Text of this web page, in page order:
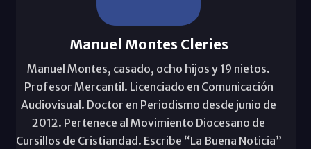
Manuel Montes Cleries
Manuel Montes, casado, ocho hijos y 19 nietos.
Profesor Mercantil. Licenciado en Comunicación
Audiovisual. Doctor en Periodismo desde junio de
2012. Pertenece al Movimiento Diocesano de
Cursillos de Cristiandad. Escribe “La Buena Noticia”